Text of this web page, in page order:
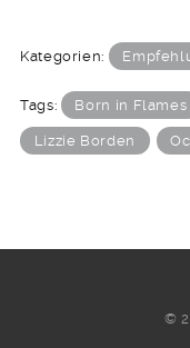
Kategorien:
Tags: Born in Flames
Lizzie Borden
©